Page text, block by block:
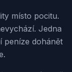
místo pocitu.
Jedna
peníze dohánět